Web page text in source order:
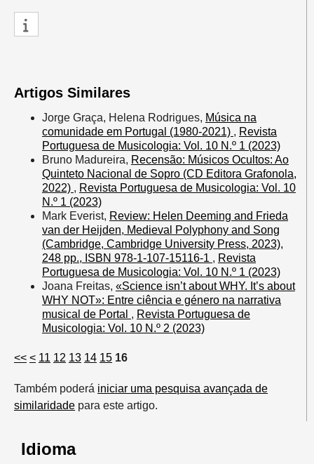
Artigos Similares
Jorge Graça, Helena Rodrigues, Música na
comunidade em Portugal (1980-2021) , Revista
Portuguesa de Musicologia: Vol. 10 N.º 1 (2023)
Bruno Madureira, Recensão: Músicos Ocultos: Ao
Quinteto Nacional de Sopro (CD Editora Grafonola,
2022) , Revista Portuguesa de Musicologia: Vol. 10
N.º 1 (2023)
Mark Everist, Review: Helen Deeming and Frieda
van der Heijden, Medieval Polyphony and Song
(Cambridge, Cambridge University Press, 2023),
248 pp., ISBN 978-1-107-15116-1 , Revista
Portuguesa de Musicologia: Vol. 10 N.º 1 (2023)
Joana Freitas, «Science isn’t about WHY. It’s about
WHY NOT»: Entre ciência e género na narrativa
musical de Portal , Revista Portuguesa de
Musicologia: Vol. 10 N.º 2 (2023)
<< < 11 12 13 14 15 16
Também poderá iniciar uma pesquisa avançada de
similaridadepara este artigo.
Idioma